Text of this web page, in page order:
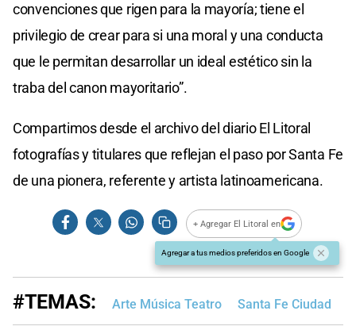
convenciones que rigen para la mayoría; tiene el
privilegio de crear para si una moral y una conducta
que le permitan desarrollar un ideal estético sin la
traba del canon mayoritario”.
Compartimos desde el archivo del diario El Litoral
fotografías y titulares que reflejan el paso por Santa Fe
de una pionera, referente y artista latinoamericana.
+ Agregar El Litoral en
Agregar a tus medios preferidos en Google
#TEMAS: Arte Música Teatro Santa Fe Ciudad